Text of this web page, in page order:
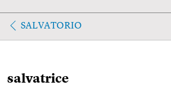
SALVATORIO
salvatrice